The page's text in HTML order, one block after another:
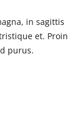
in sagittis
et. Proin
purus.